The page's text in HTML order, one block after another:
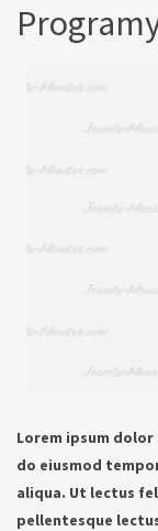
Lorem ipsum
do eiusmod
aliqua. Ut lectus
pellentesque